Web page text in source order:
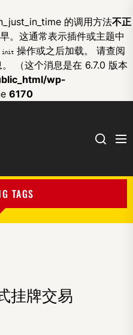
的调用方法不正
。这通常表示插件或主题中
init 操作或之后加载。 请查阅
（这个消息是在 6.7.0 版本
wp-
6170
Search
TAGS
挂牌交易